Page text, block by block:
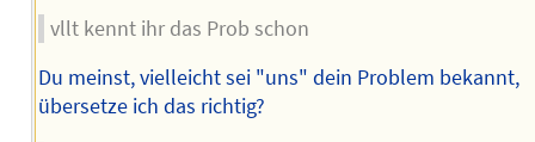
vllt kennt ihr das Prob schon
Du meinst, vielleicht sei "uns" dein Problem bekannt,
übersetze ich das richtig?